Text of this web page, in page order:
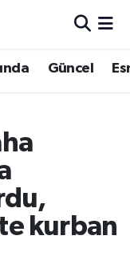
Güncel
kurban